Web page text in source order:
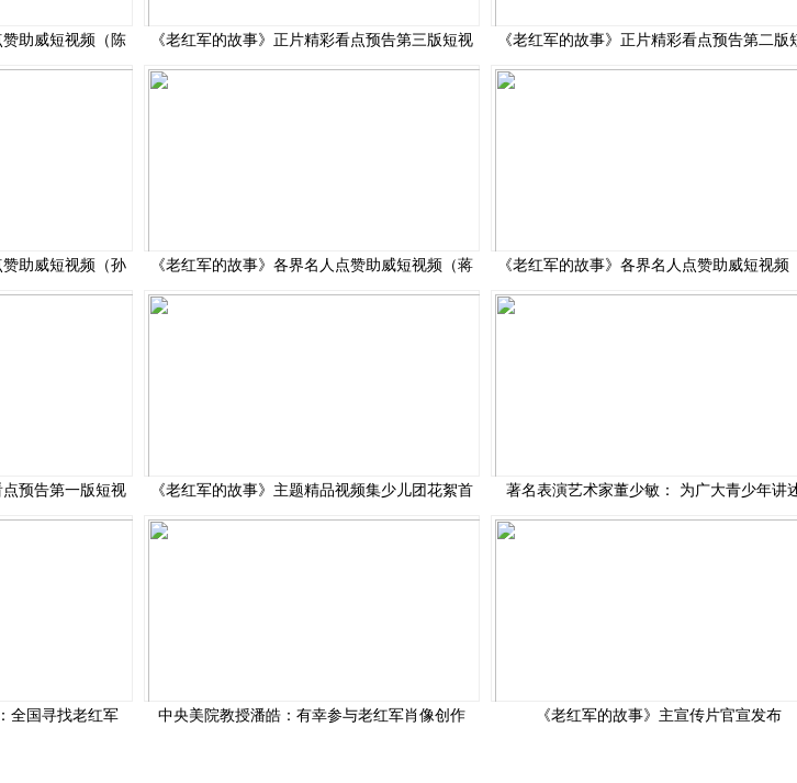
赞助威短视频（陈 《老红军的故事》正片精彩看点预告第三版短视 《老红军的故事》正片精彩看点预告第二版
赞助威短视频（孙 《老红军的故事》各界名人点赞助威短视频（蒋 《老红军的故事》各界名人点赞助威短视频
点预告第一版短视 《老红军的故事》主题精品视频集少儿团花絮首 著名表演艺术家董少敏： 为广大青少年讲
全国寻找老红军 中央美院教授潘皓：有幸参与老红军肖像创作 《老红军的故事》主宣传片官宣发布